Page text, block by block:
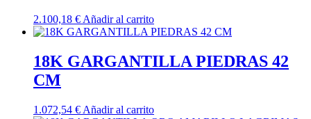
2.100,18 € Añadir al carrito
18K GARGANTILLA PIEDRAS 42
CM
1.072,54 € Añadir al carrito